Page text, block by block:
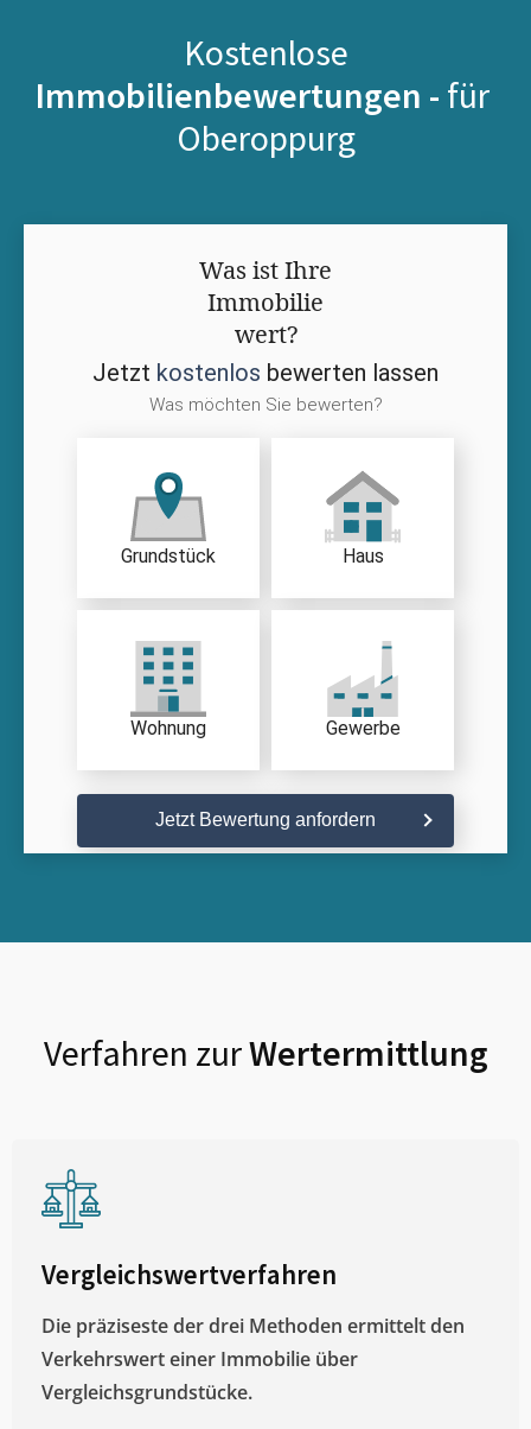
Kostenlose
Immobilienbewertungen - für
Oberoppurg
Was ist Ihre
Immobilie
wert?
Jetzt kostenlos bewerten lassen
Was möchten Sie bewerten?
Grundstück Haus
Wohnung Gewerbe
Jetzt Bewertung anfordern
Verfahren zurWertermittlung
Vergleichswertverfahren
Die präziseste der drei Methoden ermittelt den
Verkehrswert einer Immobilie über
Vergleichsgrundstücke.